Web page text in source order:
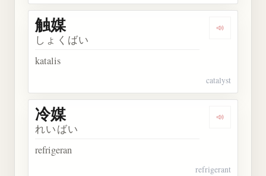
Dengarkan
触媒
しょくばい
katalis
catalyst
Dengarkan
冷媒
れいばい
refrigeran
refrigerant